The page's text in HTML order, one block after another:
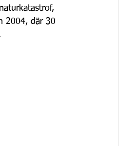
2004, där 30